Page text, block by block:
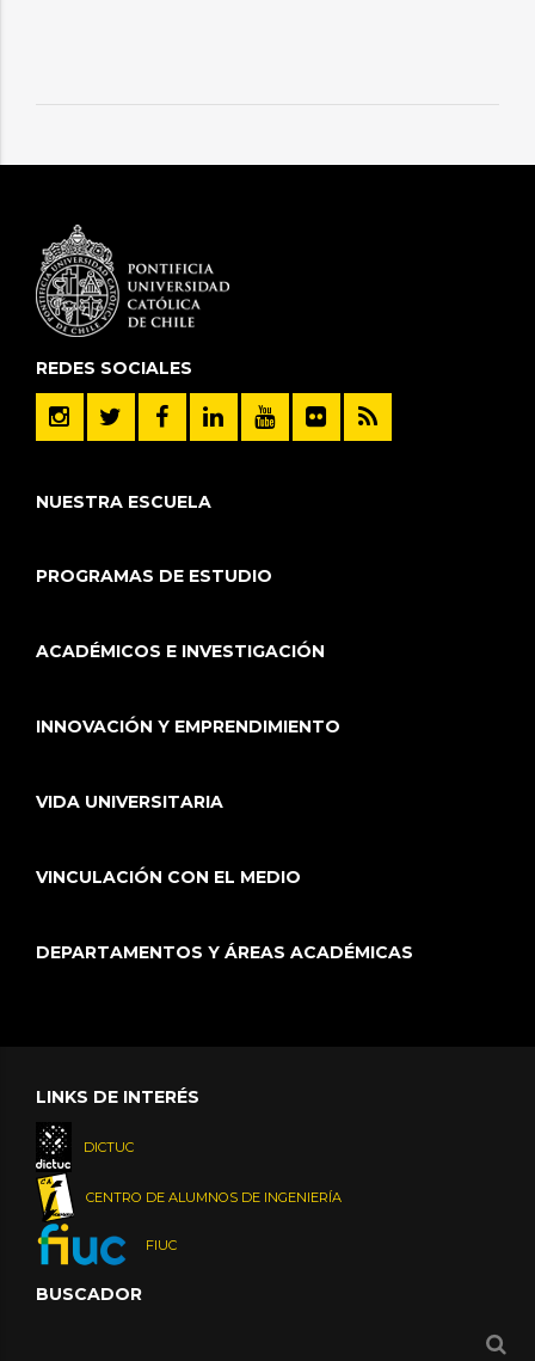
REDES SOCIALES
NUESTRA ESCUELA
PROGRAMAS DE ESTUDIO
ACADÉMICOS E INVESTIGACIÓN
INNOVACIÓN Y EMPRENDIMIENTO
VIDA UNIVERSITARIA
VINCULACIÓN CON EL MEDIO
DEPARTAMENTOS Y ÁREAS ACADÉMICAS
LINKS DE INTERÉS
DICTUC
CENTRO DE ALUMNOS DE INGENIERÍA
FIUC
BUSCADOR